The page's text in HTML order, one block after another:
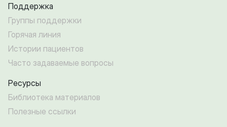
Поддержка
Группы поддержки
Горячая линия
Истории пациентов
Часто задаваемые вопросы
Ресурсы
Библиотека материалов
Полезные ссылки